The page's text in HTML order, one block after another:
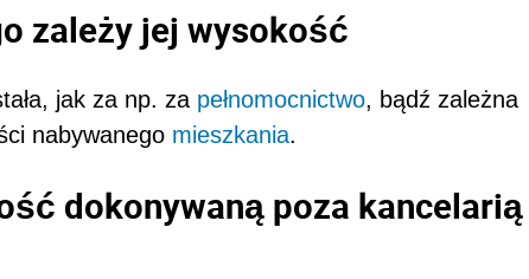
zależy jej wysokość
jak za np. za pełnomocnictwo, bądź zależna
nabywanego mieszkania.
dokonywaną poza kancelarią